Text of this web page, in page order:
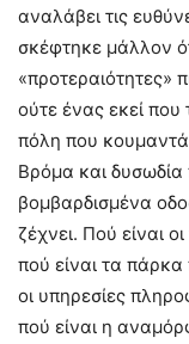
αναλάβει τις
σκέφτηκε μάλλον
«προτεραιότητες»
ούτε ένας εκεί που
πόλη που
Βρόμα και
βομβαρδισμένα
ζέχνει. Πού είναι
πού είναι τα
οι υπηρεσίες
πού είναι η